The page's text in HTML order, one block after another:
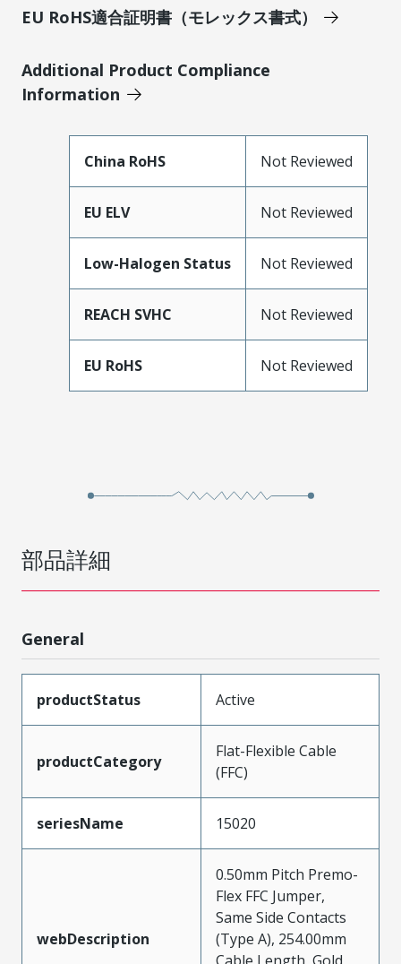
EU RoHS適合証明書（モレックス書式）
Additional Product Compliance
Information
China RoHS Not Reviewed
EU ELV Not Reviewed
Low-Halogen Status Not Reviewed
REACH SVHC Not Reviewed
EU RoHS Not Reviewed
部品詳細
General
productStatus Active
productCategory
Flat-Flexible Cable
(FFC)
seriesName 15020
webDescription
0.50mm Pitch Premo-
Flex FFC Jumper,
Same Side Contacts
(Type A), 254.00mm